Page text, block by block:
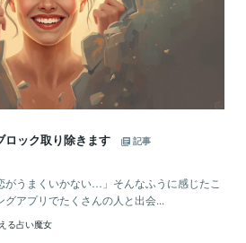
ロック取り除きます
記事
がうまくいかない…」そんなふうに感じたこ
アプリでたくさんの人と出会...
る占い魔女